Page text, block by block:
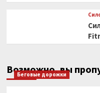
Возможно, вы
Беговые дорожки